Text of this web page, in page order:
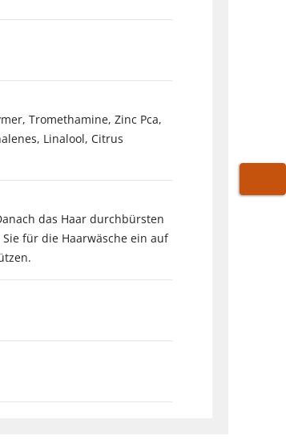
Tromethamine, Zinc Pca,
Linalool, Citrus
das Haar durchbürsten
für die Haarwäsche ein auf